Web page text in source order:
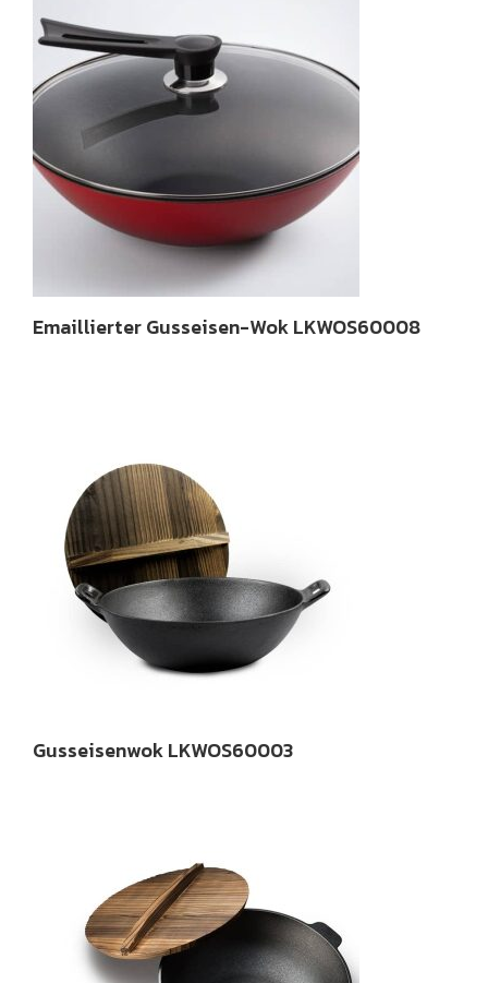
Emaillierter Gusseisen-Wok LKWOS60008
Gusseisenwok LKWOS60003